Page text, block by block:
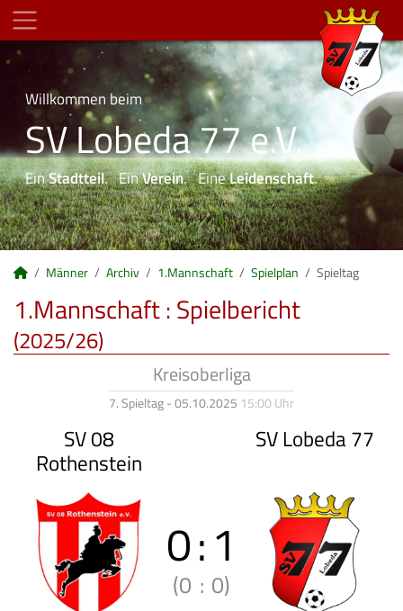
Willkommen beim
SV Lobeda 77 e.V.
EinStadtteil. EinVerein. EineLeidenschaft.
Männer Archiv 1.Mannschaft Spielplan Spieltag
1.Mannschaft :Spielbericht
(2025/26)
Kreisoberliga
7. Spieltag - 05.10.2025 15:00 Uhr
SV 08
Rothenstein
SV Lobeda 77
0:1
(0 : 0)